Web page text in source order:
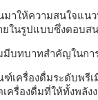
มาให้ความสนใจแ
ในรูปแบบซึ่งตอบ
บทบาทสำคัญในกา
ฑ์เครื่องดื่มระดับพ
ครื่องดื่มที่ให้ทั้งพลั